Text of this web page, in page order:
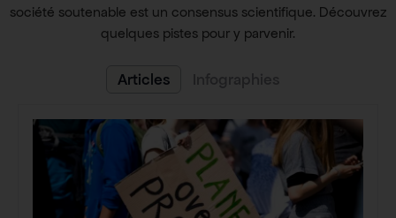
société soutenable est un consensus scientifique. Découvrez
quelques pistes pour y parvenir.
Articles